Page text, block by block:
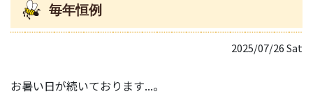
毎年恒例
2025/07/26 Sat
お暑い日が続いております...。